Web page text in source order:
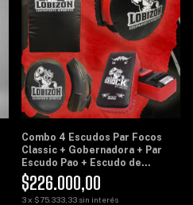
Combo 4 Escudos Par Focos
Classic + Gobernadora + Par
Escudo Pao + Escudo de
Potencia Grande - Lobizon
$226.000,00
3x $75.333,33 sin interés